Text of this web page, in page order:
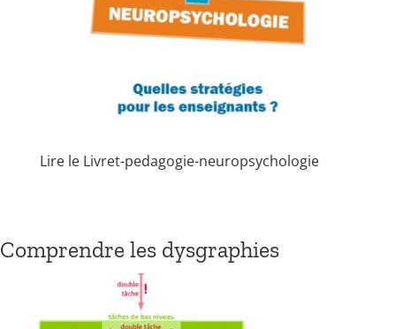
Lire le Livret-pedagogie-neuropsychologie
Comprendre les dysgraphies